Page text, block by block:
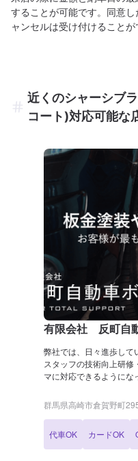
することが可能です。同意
ャンセルは受け付けること
近くのシャーシブ
コート)対応可能な
有限会社 反町自
弊社では、日々進歩して
スタッフの技術向上研修
マに対応できるようにな
位の骨格修正などで確実
インに国家資格を持つ整
すべてにおいてクルマ
行うことを心がけていま
群馬県高崎市倉賀野町
代車OK カードOK